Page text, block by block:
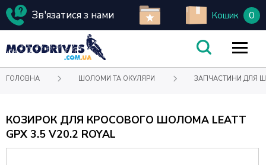
Зв'язатися з нами Кошик 0
ГОЛОВНА ШОЛОМИ ТА ОКУЛЯРИ ЗАПЧАСТИНИ ДЛЯ
КОЗИРОК ДЛЯ КРОСОВОГО ШОЛОМА LEATT
GPX 3.5 V20.2 ROYAL